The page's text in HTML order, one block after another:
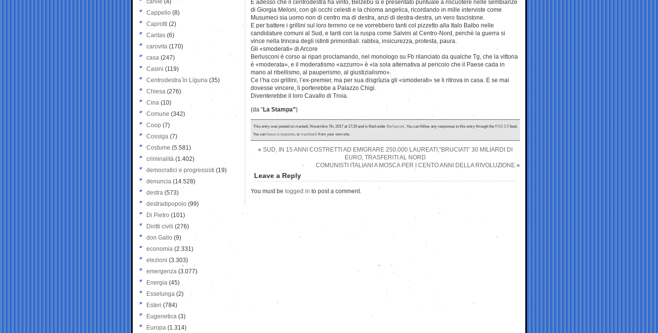
E adesso che il centrodestra ha vinto, Belzebù si è presentato puntuale a riscuotere nelle sembianze
di Giorgia Meloni, con gli occhi celesti e la chioma angelica, ricordando in mille interviste come
Musumeci sia uomo non di centro ma di destra, anzi di destra-destra, un vero fascistone.
E per battere i grillini sul loro terreno ce ne vorrebbero tanti col pizzetto alla Italo Balbo nelle
candidature comuni al Sud, e tanti con la ruspa come Salvini al Centro-Nord, perchè la guerra si
vince nella trincea degli istinti primordiali: rabbia, insicurezza, protesta, paura.
Gli «smoderati» di Arcore
Berlusconi è corso ai ripari proclamando, nel monologo su Fb rilanciato da qualche Tg, che la vittoria
è «moderata», e il moderatismo «azzurro» è «la sola alternativa al pericolo che il Paese cada in
mano al ribellismo, al pauperismo, al giustizialismo».
Ce l’ha coi grillini, l’ex-premier, ma per sua disgrazia gli «smoderati» se li ritrova in casa. E se mai
dovesse vincere, li porterebbe a Palazzo Chigi.
Diventerebbe il loro Cavallo di Troia.
(da “La Stampa”)
This entry was posted on martedì, Novembre 7th, 2017 at 17:29 and is filed underBerlusconi. You can follow any responses to this entry through theRSS 2.0feed.
You canleave a response, ortrackbackfrom your own site.
« SUD, IN 15 ANNI COSTRETTI AD EMIGRARE 250.000 LAUREATI,”BRUCIATI” 30 MILIARDI DI
EURO, TRASFERITI AL NORD
COMUNISTI ITALIANI A MOSCA PER I CENTO ANNI DELLA RIVOLUZIONE »
Leave a Reply
You must be logged in to post a comment.
canile (4)
Cappello (8)
Caprotti (2)
Caritas (6)
carovita (170)
casa (247)
Casini (119)
Centrodestra in Liguria (35)
Chiesa (276)
Cina (10)
Comune (342)
Coop (7)
Cossiga (7)
Costume (5.581)
criminalità (1.402)
democratici e progressisti (19)
denuncia (14.528)
destra (573)
destradipopolo (99)
Di Pietro (101)
Diritti civili (276)
don Gallo (9)
economia (2.331)
elezioni (3.303)
emergenza (3.077)
Energia (45)
Esselunga (2)
Esteri (784)
Eugenetica (3)
Europa (1.314)